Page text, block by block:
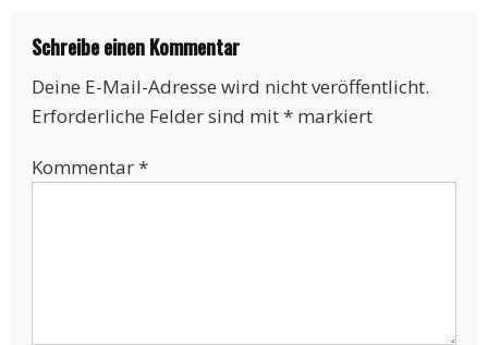
Schreibe einen Kommentar
Deine E-Mail-Adresse wird nicht veröffentlicht.
Erforderliche Felder sind mit*markiert
Kommentar*